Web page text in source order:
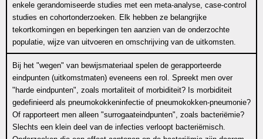
enkele gerandomiseerde studies met een meta-analyse, case-control
studies en cohortonderzoeken. Elk hebben ze belangrijke
tekortkomingen en beperkingen ten aanzien van de onderzochte
populatie, wijze van uitvoeren en omschrijving van de uitkomsten.
Bij het "wegen" van bewijsmateriaal spelen de gerapporteerde
eindpunten (uitkomstmaten) eveneens een rol. Spreekt men over
"harde eindpunten", zoals mortaliteit of morbiditeit? Is morbiditeit
gedefinieerd als pneumokokkeninfectie of pneumokokken-pneumonie?
Of rapporteert men alleen "surrogaateindpunten", zoals bacteriëmie?
Slechts een klein deel van de infecties verloopt bacteriëmisch.